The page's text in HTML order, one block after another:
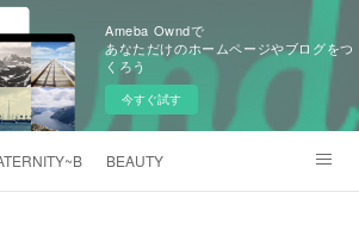
Ameba Owndで
あなただけのホームページやブログをつ
くろう
今すぐ試す
BEAUTY